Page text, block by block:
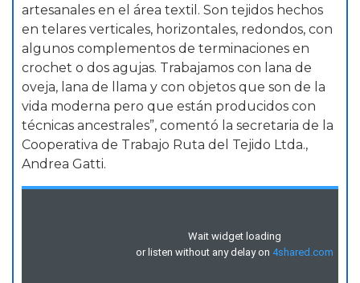
artesanales en el área textil. Son tejidos hechos
en telares verticales, horizontales, redondos, con
algunos complementos de terminaciones en
crochet o dos agujas. Trabajamos con lana de
oveja, lana de llama y con objetos que son de la
vida moderna pero que están producidos con
técnicas ancestrales”, comentó la secretaria de la
Cooperativa de Trabajo Ruta del Tejido Ltda.,
Andrea Gatti.